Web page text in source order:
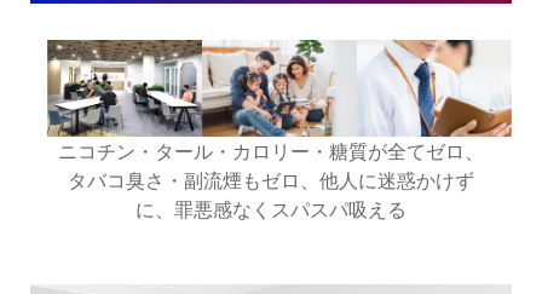
ニコチン・タール・カロリー・糖質が全てゼロ、
タバコ臭さ・副流煙もゼロ、他人に迷惑かけず
に、罪悪感なくスパスパ吸える